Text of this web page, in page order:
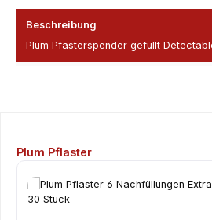
Beschreibung
Plum Pfasterspender gefüllt
Produktgalerie überspringen
Plum Pflaster